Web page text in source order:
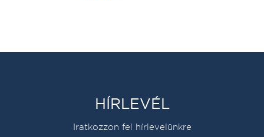
HÍRLEVÉL
Iratkozzon fel hírlevelünkre